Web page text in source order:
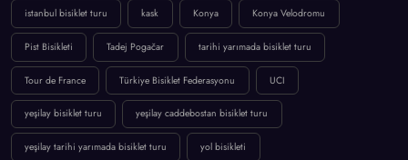
istanbul bisiklet turu kask Konya Konya Velodromu
Pist Bisikleti Tadej Pogačar tarihi yarımada bisiklet turu
Tour de France Türkiye Bisiklet Federasyonu UCI
yeşilay bisiklet turu yeşilay caddebostan bisiklet turu
yeşilay tarihi yarımada bisiklet turu yol bisikleti